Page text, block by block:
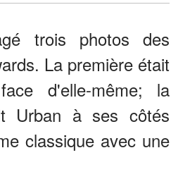
trois photos des
La première était
d'elle-même; la
Urban à ses côtés
classique avec une